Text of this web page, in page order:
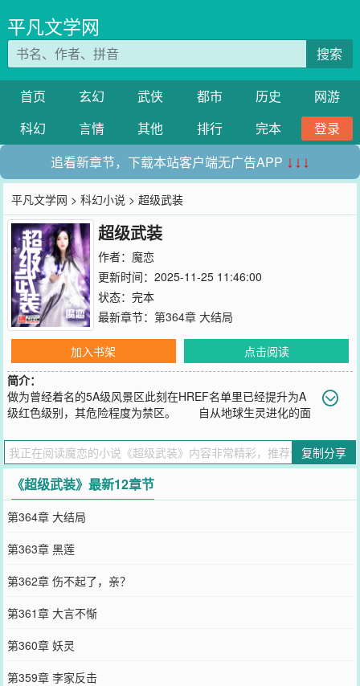
平凡文学网
搜索
首页 玄幻 武侠 都市 历史
网游
科幻
言情 其他 排行 完本
登录
追看新章节，下载本站客户端无广告APP ↓↓↓
平凡文学网 >科幻小说 > 超级武装
超级武装
作者： 魔恋
更新时间：2025-11-25 11:46:00
状态：完本
最新章节： 第364章 大结局
加入书架
点击阅读
简介：
做为曾经着名的5A级风景区此刻在HREF名单里已经提升为A
级红色级别，其危险程度为禁区。 自从地球生灵进化的面
变异物种更是不计其数，即使是再高明的武装猎杀者也从不愿轻易涉
足。 这个充满死亡气息的山脉，危机四伏，无论怎么看都不会有
人相信这里可以生活。
您要是觉得《超级武装》还不错的话请不要忘记向您QQ群和微博微信
里的朋友推荐哦！
复制分享
《超级武装》最新12章节
第364章 大结局
第363章 黑莲
第362章 伤不起了，亲？
第361章 大言不惭
第360章 妖灵
第359章 李家反击